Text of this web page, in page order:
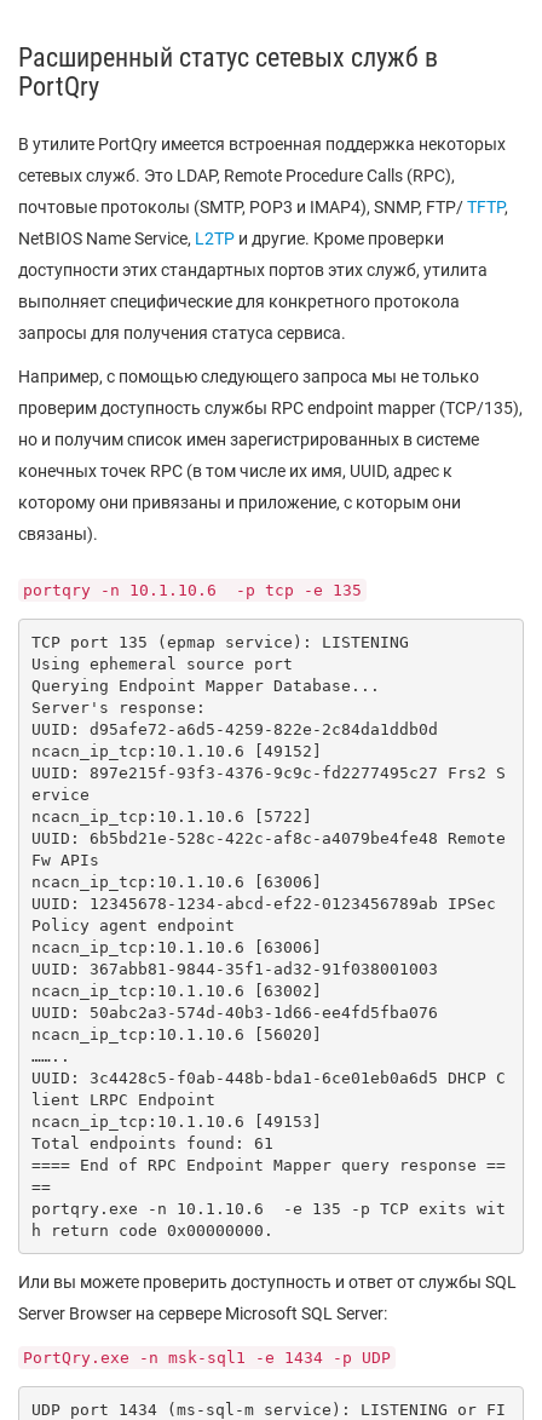
Расширенный статус сетевых служб в
PortQry
В утилите PortQry имеется встроенная поддержка некоторых
сетевых служб. Это LDAP, Remote Procedure Calls (RPC),
почтовые протоколы (SMTP, POP3 и IMAP4), SNMP, FTP/TFTP,
NetBIOS Name Service, L2TP и другие. Кроме проверки
доступности этих стандартных портов этих служб, утилита
выполняет специфические для конкретного протокола
запросы для получения статуса сервиса.
Например, с помощью следующего запроса мы не только
проверим доступность службы RPC endpoint mapper (TCP/135),
но и получим список имен зарегистрированных в системе
конечных точек RPC (в том числе их имя, UUID, адрес к
которому они привязаны и приложение, с которым они
связаны).
portqry -n 10.1.10.6 -p tcp -e 135
TCP port 135 (epmap service): LISTENING
Using ephemeral source port
Querying Endpoint Mapper Database...
Server's response:
UUID: d95afe72-a6d5-4259-822e-2c84da1ddb0d
ncacn_ip_tcp:10.1.10.6 [49152]
UUID: 897e215f-93f3-4376-9c9c-fd2277495c27 Frs2 S
ervice
ncacn_ip_tcp:10.1.10.6 [5722]
UUID: 6b5bd21e-528c-422c-af8c-a4079be4fe48 Remote
Fw APIs
ncacn_ip_tcp:10.1.10.6 [63006]
UUID: 12345678-1234-abcd-ef22-0123456789ab IPSec
Policy agent endpoint
ncacn_ip_tcp:10.1.10.6 [63006]
UUID: 367abb81-9844-35f1-ad32-91f038001003
ncacn_ip_tcp:10.1.10.6 [63002]
UUID: 50abc2a3-574d-40b3-1d66-ee4fd5fba076
ncacn_ip_tcp:10.1.10.6 [56020]
……..
UUID: 3c4428c5-f0ab-448b-bda1-6ce01eb0a6d5 DHCP C
lient LRPC Endpoint
ncacn_ip_tcp:10.1.10.6 [49153]
Total endpoints found: 61
==== End of RPC Endpoint Mapper query response ==
==
portqry.exe -n 10.1.10.6  -e 135 -p TCP exits wit
h return code 0x00000000.
Или вы можете проверить доступность и ответ от службы SQL
Server Browser на сервере Microsoft SQL Server:
PortQry.exe -n msk-sql1 -e 1434 -p UDP
UDP port 1434 (ms-sql-m service): LISTENING or FI